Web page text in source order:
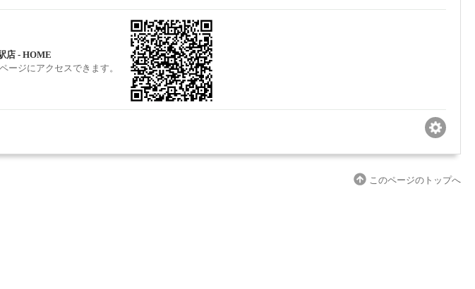
店 - HOME
ージにアクセスできます。
このページのトップへ